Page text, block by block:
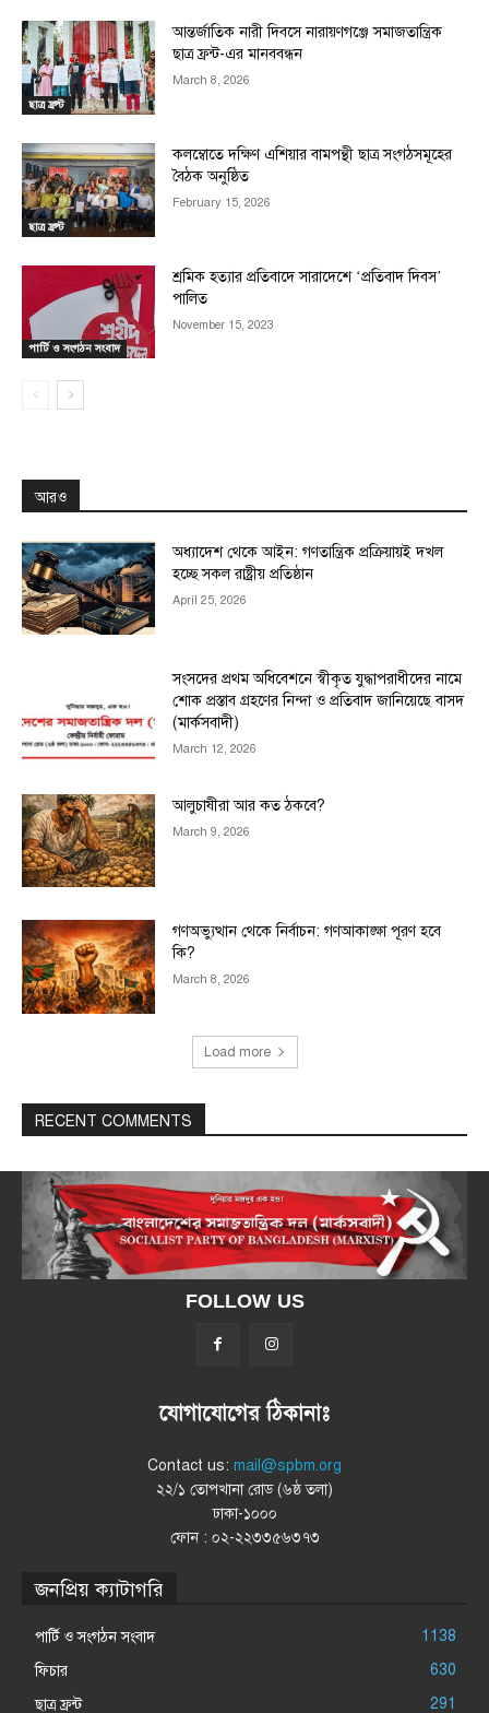
ছাত্র ফ্রন্ট
আন্তর্জাতিক নারী দিবসে নারায়ণগঞ্জে সমাজতান্ত্রিক
ছাত্র ফ্রন্ট-এর মানববন্ধন
March 8, 2026
ছাত্র ফ্রন্ট
কলম্বোতে দক্ষিণ এশিয়ার বামপন্থী ছাত্র সংগঠসমূহের
বৈঠক অনুষ্ঠিত
February 15, 2026
পার্টি ও সংগঠন সংবাদ
শ্রমিক হত্যার প্রতিবাদে সারাদেশে ‘প্রতিবাদ দিবস’
পালিত
November 15, 2023
আরও
অধ্যাদেশ থেকে আইন: গণতান্ত্রিক প্রক্রিয়ায়ই দখল
হচ্ছে সকল রাষ্ট্রীয় প্রতিষ্ঠান
April 25, 2026
সংসদের প্রথম অধিবেশনে স্বীকৃত যুদ্ধাপরাধীদের নামে
শোক প্রস্তাব গ্রহণের নিন্দা ও প্রতিবাদ জানিয়েছে বাসদ
(মার্কসবাদী)
March 12, 2026
আলুচাষীরা আর কত ঠকবে?
March 9, 2026
গণঅভ্যুত্থান থেকে নির্বাচন: গণআকাঙ্ক্ষা পূরণ হবে
কি?
March 8, 2026
Load more
RECENT COMMENTS
FOLLOW US
যোগাযোগের ঠিকানাঃ
Contact us: mail@spbm.org
২২/১ তোপখানা রোড (৬ষ্ঠ তলা)
ঢাকা-১০০০
ফোন : ০২-২২৩৩৫৬৩৭৩
জনপ্রিয় ক্যাটাগরি
পার্টি ও সংগঠন সংবাদ
1138
ফিচার
630
ছাত্র ফ্রন্ট
291